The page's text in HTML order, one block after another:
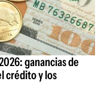
ganancias de
crédito y los